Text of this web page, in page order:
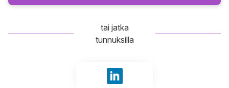
tai jatka
tunnuksilla
Kirjaudu sisään tunnuksilla